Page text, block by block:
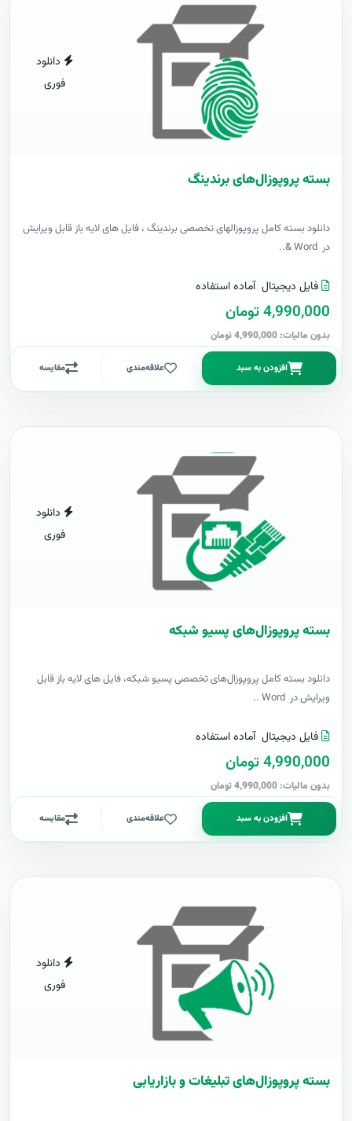
دانلود
فوری
بسته پروپوزال‌های برندینگ
دانلود بسته کامل پروپوزالهای تخصصی برندینگ ، فایل های لایه باز قابل ویرایش
در Word &..
فایل دیجیتال آماده استفاده
4,990,000 تومان
بدون مالیات: 4,990,000 تومان
افزودن به سبد علاقه‌مندی مقایسه
دانلود
فوری
بسته پروپوزال‌های پسیو شبکه
دانلود بسته کامل پروپوزال‌های تخصصی پسیو شبکه، فایل های لایه باز قابل
ویرایش در Word ..
فایل دیجیتال آماده استفاده
4,990,000 تومان
بدون مالیات: 4,990,000 تومان
افزودن به سبد علاقه‌مندی مقایسه
دانلود
فوری
بسته پروپوزال‌های تبلیغات و بازاریابی